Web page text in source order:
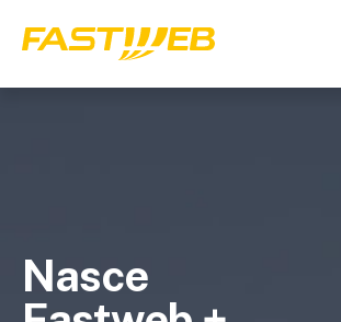
Nasce